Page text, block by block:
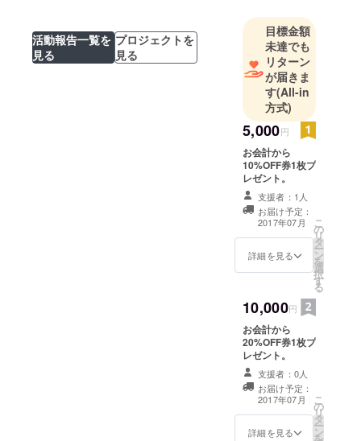
活動報告一覧を
見る
プロジェクトを
見る
バー事業、
バー立ち上
げコンサル
事業、イン
バウンド事
業、二次会
プラン
ナー、MC事
業、不定期
で子供食堂
を開催
目標金額
未達でも
リターン
が届きま
す(All-in
方式)
5,000円
お会計から
10%OFF券1枚プ
レゼント。
支援者：1人
お届け予定：
2017年07月
詳細を見る
こ
の
リ
タ
ー
ン
を
選
択
す
る
10,000円
お会計から
20%OFF券1枚プ
レゼント。
支援者：0人
お届け予定：
2017年07月
詳細を見る
こ
の
リ
タ
ー
ン